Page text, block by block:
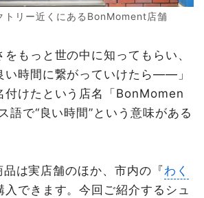
トリー近くにあるBonMoment店舗
をもっと世の中に知ってもらい、
い時間に繋がっていけたら——」
付けたという店名「BonMomen
語で“良い時間”という意味がある
は実店舗のほか、市内の『わく
入できます。今回ご紹介するシュ